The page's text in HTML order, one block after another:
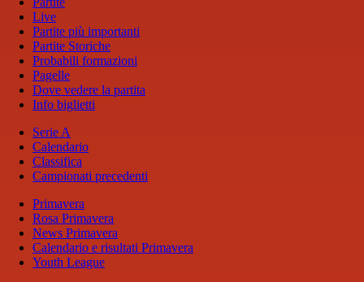
Live
Partite più importanti
Partite Storiche
Probabili formazioni
Pagelle
Dove vedere la partita
Info biglietti
Serie A
Calendario
Classifica
Campionati precedenti
Primavera
Rosa Primavera
News Primavera
Calendario e risultati Primavera
Youth League